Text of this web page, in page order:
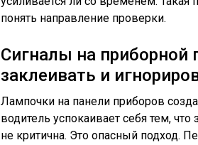
понять направление проверки.
Сигналы на приборной
заклеивать и
Лампочки на панели приборов
водитель успокаивает себя тем, что
не критична. Это опасный подход.